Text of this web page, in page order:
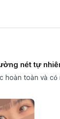
nét tự
hoàn toàn và